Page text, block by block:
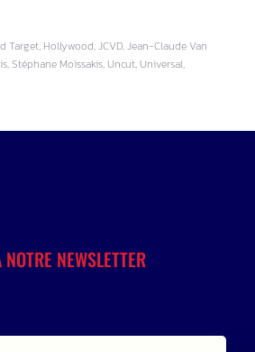
Target, Hollywood, JCVD, Jean-Claude Van
Stéphane Moïssakis, Uncut, Universal,
NEWSLETTER